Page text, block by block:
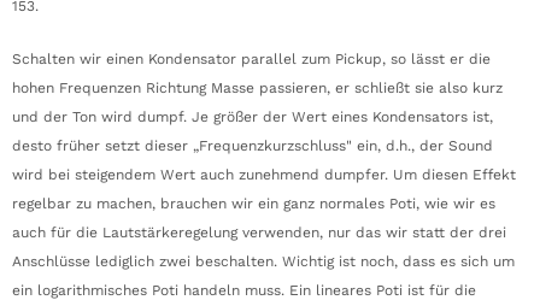
153.
Schalten wir einen Kondensator parallel zum Pickup, so lässt er die
hohen Frequenzen Richtung Masse passieren, er schließt sie also kurz
und der Ton wird dumpf. Je größer der Wert eines Kondensators ist,
desto früher setzt dieser „Frequenzkurzschluss" ein, d.h., der Sound
wird bei steigendem Wert auch zunehmend dumpfer. Um diesen Effekt
regelbar zu machen, brauchen wir ein ganz normales Poti, wie wir es
auch für die Lautstärkeregelung verwenden, nur das wir statt der drei
Anschlüsse lediglich zwei beschalten. Wichtig ist noch, dass es sich um
ein logarithmisches Poti handeln muss. Ein lineares Poti ist für die